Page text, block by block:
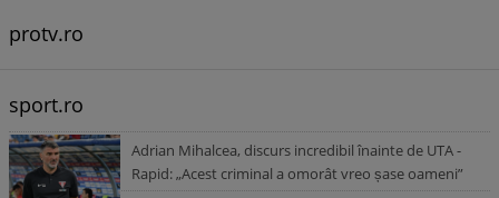
protv.ro
sport.ro
Adrian Mihalcea, discurs incredibil înainte de UTA -
Rapid: „Acest criminal a omorât vreo șase oameni”